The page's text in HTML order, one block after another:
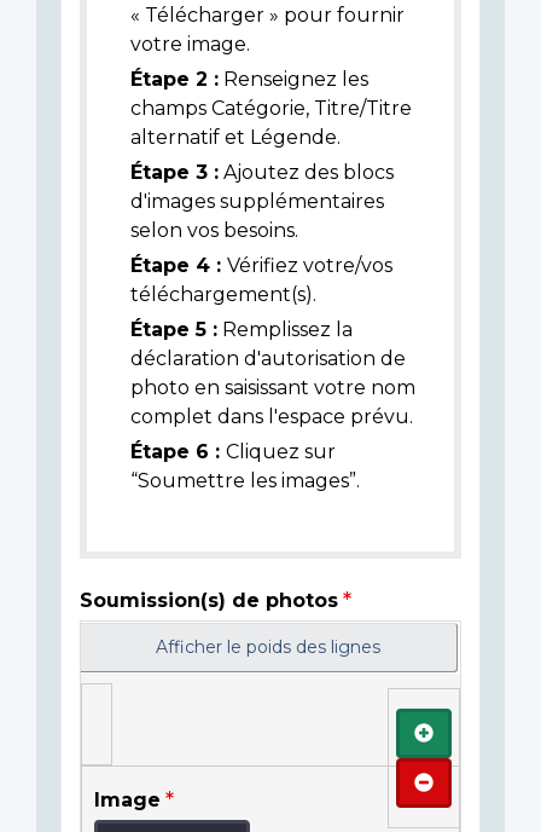
« Télécharger » pour fournir
votre image.
Étape 2 : Renseignez les
champs Catégorie, Titre/Titre
alternatif et Légende.
Étape 3 : Ajoutez des blocs
d'images supplémentaires
selon vos besoins.
Étape 4 : Vérifiez votre/vos
téléchargement(s).
Étape 5 : Remplissez la
déclaration d'autorisation de
photo en saisissant votre nom
complet dans l'espace prévu.
Étape 6 : Cliquez sur
“Soumettre les images”.
Soumission(s) de photos
Afficher le poids des lignes
Image
Ajouter
Retirer